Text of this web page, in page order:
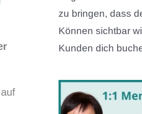
zu bringen, dass
Können sichtbar
Kunden dich